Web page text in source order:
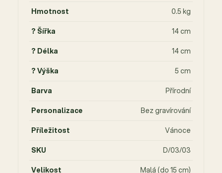
Hmotnost
0.5 kg
? Šířka
14 cm
? Délka
14 cm
? Výška
5 cm
Barva
Přírodní
Personalizace
Bez gravírování
Příležitost
Vánoce
SKU
D/03/03
Velikost
Malá (do 15 cm)